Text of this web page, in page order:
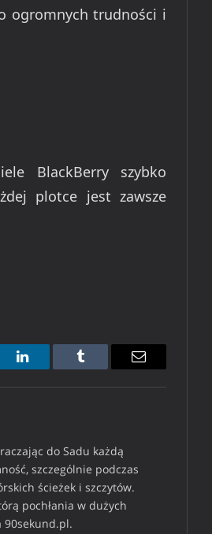
ogromnych trudności i
BlackBerry szybko
plotce jest zawsze
LinkedIn Tumblr Email
do Sadu każdą
szczególnie podczas
ścieżek i szczytów.
pochłania w dużych
90sekund.pl.